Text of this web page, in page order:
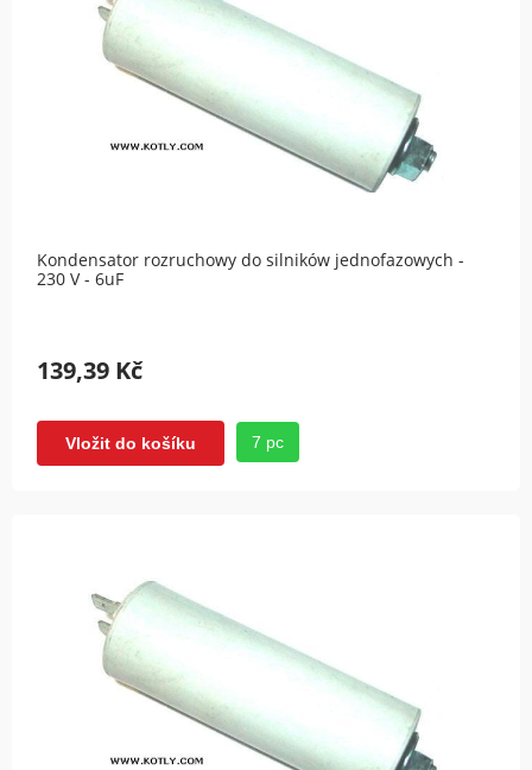
Kondensator rozruchowy do silników jednofazowych -
230 V - 6uF
139,39 Kč
Vložit do košíku 7 pc